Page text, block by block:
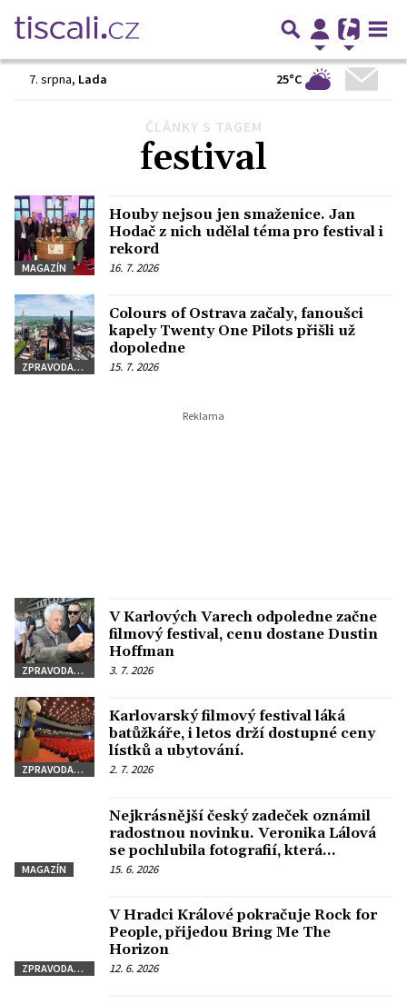
7. srpna, Lada 25°C
ČLÁNKY S TAGEM
festival
MAGAZÍN
Houby nejsou jen smaženice. Jan
Hodač z nich udělal téma pro festival i
rekord
16. 7. 2026
ZPRAVODAJSTVÍ
Colours of Ostrava začaly, fanoušci
kapely Twenty One Pilots přišli už
dopoledne
15. 7. 2026
ZPRAVODAJSTVÍ
V Karlových Varech odpoledne začne
filmový festival, cenu dostane Dustin
Hoffman
3. 7. 2026
ZPRAVODAJSTVÍ
Karlovarský filmový festival láká
batůžkáře, i letos drží dostupné ceny
lístků a ubytování.
2. 7. 2026
MAGAZÍN
Nejkrásnější český zadeček oznámil
radostnou novinku. Veronika Lálová
se pochlubila fotografií, která
fanoušky dojala
15. 6. 2026
ZPRAVODAJSTVÍ
V Hradci Králové pokračuje Rock for
People, přijedou Bring Me The
Horizon
12. 6. 2026
… 22 Další